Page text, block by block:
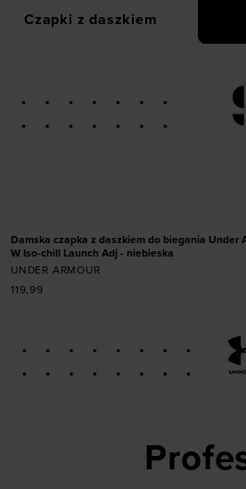
Czapki z daszkiem
Damska czapka z daszkiem do biegania Under
W Iso-chill Launch Adj - niebieska
UNDER ARMOUR
119,99